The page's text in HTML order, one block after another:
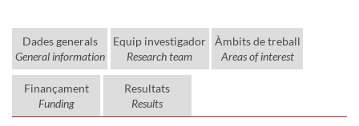
Dades generals
General information
Equip investigador
Research team
Àmbits de treball
Areas of interest
Finançament
Funding
Resultats
Results